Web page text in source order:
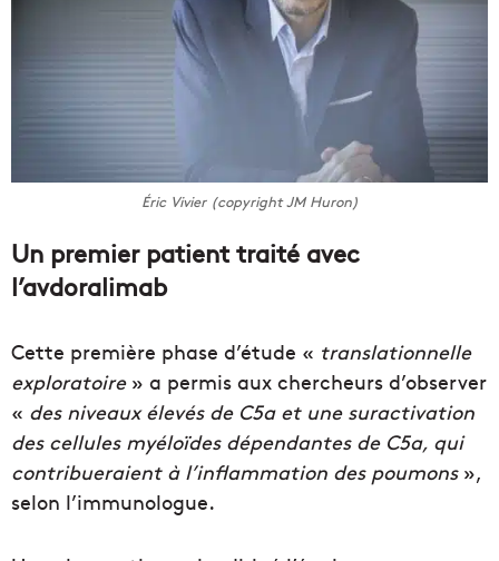
Éric Vivier (copyright JM Huron)
Un premier patient traité avec
l’avdoralimab
Cette première phase d’étude « translationnelle
exploratoire» a permis aux chercheurs d’observer
« des niveaux élevés de C5a et une suractivation
des cellules myéloïdes dépendantes de C5a, qui
contribueraient à l’inflammation des poumons»,
selon l’immunologue.